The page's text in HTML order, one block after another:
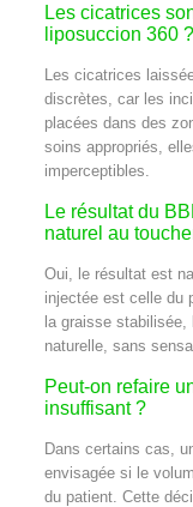
Les cicatrices
liposuccion 360 ?
Les cicatrices
discrètes, car les
placées dans des
soins appropriés,
imperceptibles.
Le résultat du
naturel au
Oui, le résultat est
injectée est celle du
la graisse
naturelle, sans
Peut-on refaire
insuffisant ?
Dans certains cas,
envisagée si le
du patient. Cette